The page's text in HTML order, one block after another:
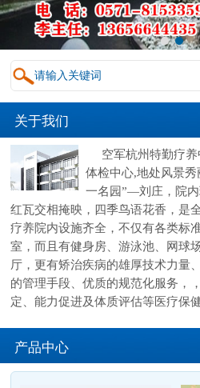
关于我们
空军杭州特勤疗养
体检中心,地处风景
一名园”—刘庄，院
红瓦交相掩映，四季鸟语花香，是
疗养院内设施齐全，不仅有各类标
室，而且有健身房、游泳池、网球
厅，更有矫治疾病的雄厚技术力量
的管理手段、优质的规范化服务，
定、能力促进及体质评估等医疗保
产品中心